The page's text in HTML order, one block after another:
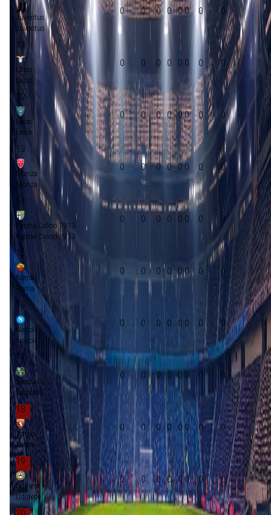
Juventus
Juventus
0 0 0 0 0:0 0 0
11
Lazio
Lazio
0 0 0 0 0:0 0 0
12
Lecce
Lecce
0 0 0 0 0:0 0 0
13
Monza
Monza
0 0 0 0 0:0 0 0
14
Parma Calcio 1913
Parma Calcio 1913
0 0 0 0 0:0 0 0
15
Roma
Roma
0 0 0 0 0:0 0 0
16
Napoli
Napoli
0 0 0 0 0:0 0 0
17
Sassuolo
Sassuolo
0 0 0 0 0:0 0 0
18
Torino
Torino
0 0 0 0 0:0 0 0
19
Udinese
Udinese
0 0 0 0 0:0 0 0